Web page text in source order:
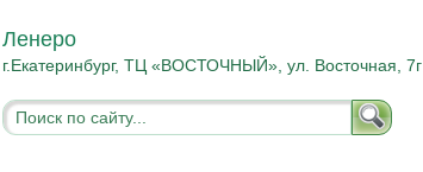
Ленеро
г.Екатеринбург, ТЦ «ВОСТОЧНЫЙ», ул. Восточная, 7г